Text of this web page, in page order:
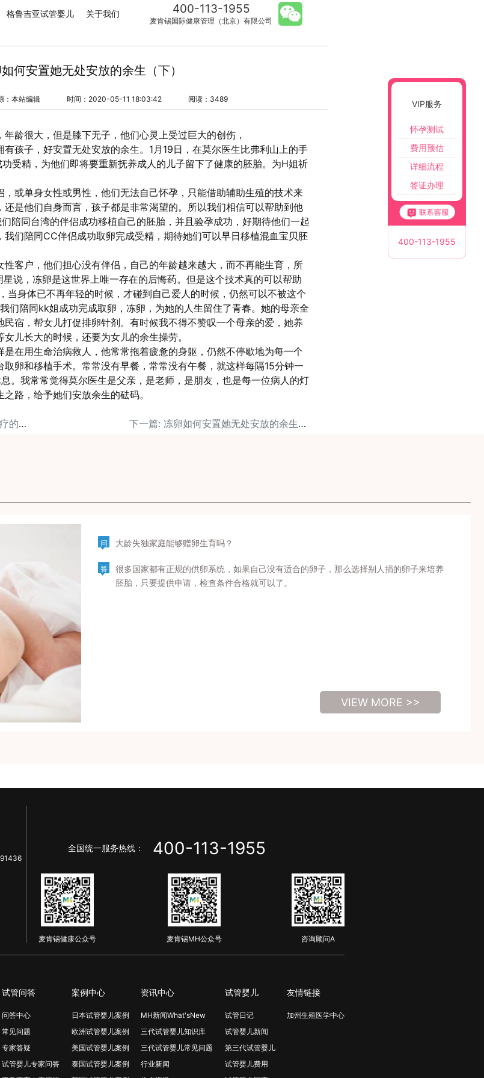
格鲁吉亚试管婴儿 关于我们 400-113-1955
麦肯锡国际健康管理（北京）有限公司
何安置她无处安放的余生（下）
：本站编辑 时间：2020-05-11 18:03:42 阅读：3489
龄很大，但是膝下无子，他们心灵上受过巨大的创伤，
孩子，好安置无处安放的余生。1月19日，在莫尔医生比弗利山上的手
受精，为他们即将要重新抚养成人的儿子留下了健康的胚胎。为H姐祈
或单身女性或男性，他们无法自己怀孕，只能借助辅助生殖的技术来
是他们自身而言，孩子都是非常渴望的。所以我们相信可以帮助到他
陪同台湾的伴侣成功移植自己的胚胎，并且验孕成功，好期待他们一起
们陪同CC伴侣成功取卵完成受精，期待她们可以早日移植混血宝贝胚
客户，他们担心没有伴侣，自己的年龄越来越大，而不再能生育，所
说，冻卵是这世界上唯一存在的后悔药。但是这个技术真的可以帮助
当身体已不再年轻的时候，才碰到自己爱人的时候，仍然可以不被这个
们陪同kk姐成功完成取卵，冻卵，为她的人生留住了青春。她的母亲全
宿，帮女儿打促排卵针剂。有时候我不得不赞叹一个母亲的爱，她养
儿长大的时候，还要为女儿的余生操劳。
在用生命治病救人，他常常拖着疲惫的身躯，仍然不停歇地为每一个
卵和移植手术。常常没有早餐，常常没有午餐，就这样每隔15分钟一
。我常常觉得莫尔医生是父亲，是老师，是朋友，也是每一位病人的灯
路，给予她们安放余生的砝码。
上一篇: 美国CCRH迷你试管婴儿治疗的好处 下一篇: 冻卵如何安置她无处安放的余生（上）
问 大龄失独家庭能够赠卵生育吗？
答
很多国家都有正规的供卵系统，如果自己没有适合的卵子，那么选择别人捐的卵子来培养
胚胎，只要提供申请，检查条件合格就可以了。
VIEW MORE >>
全国统一服务热线： 400-113-1955
麦肯锡健康公众号 麦肯锡MH公众号 咨询顾问A
试管问答
问答中心
常见问题
专家答疑
试管婴儿专家问答
案例中心
日本试管婴儿案例
欧洲试管婴儿案例
美国试管婴儿案例
泰国试管婴儿案例
资讯中心
MH新闻What'sNew
三代试管婴儿知识库
三代试管婴儿常见问题
行业新闻
试管婴儿
试管日记
试管婴儿新闻
第三代试管婴儿
试管婴儿费用
友情链接
加州生殖医学中心
VIP服务
怀孕测试
费用预估
详细流程
签证办理
400-113-1955